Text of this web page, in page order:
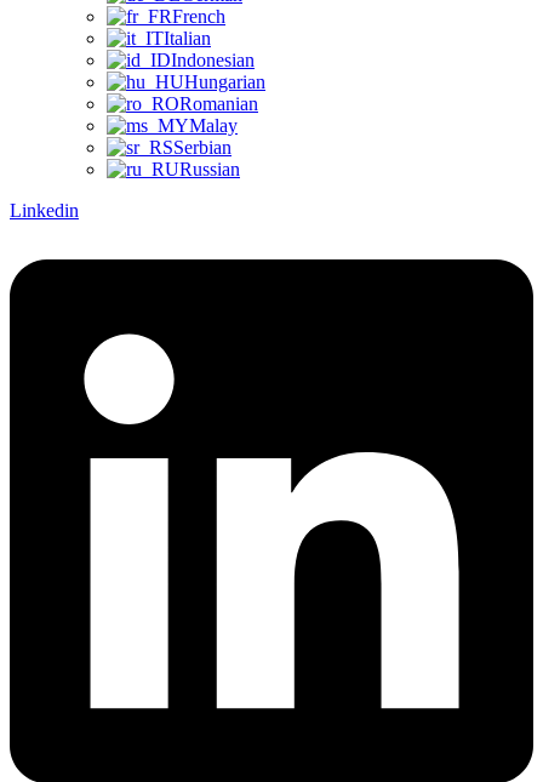
French
Italian
Indonesian
Hungarian
Romanian
Malay
Serbian
Russian
Linkedin